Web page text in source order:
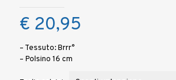
€ 20,95
– Tessuto: Brrr°
– Polsino 16 cm